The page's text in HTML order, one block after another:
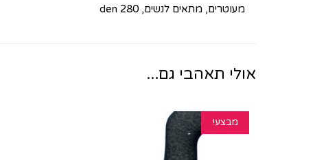
מעוטרים, מתאים לנשים, 280 den
אולי תאהבי גם...
מבצע!